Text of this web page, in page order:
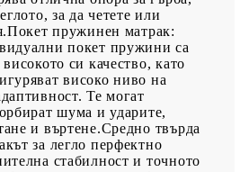
за да четете или
пружинен матрак:
покет пружини са
си качество, като
високо ниво на
Те могат
шума и ударите,
и въртене.Средно твърда
за легло перфектно
стабилност и точното